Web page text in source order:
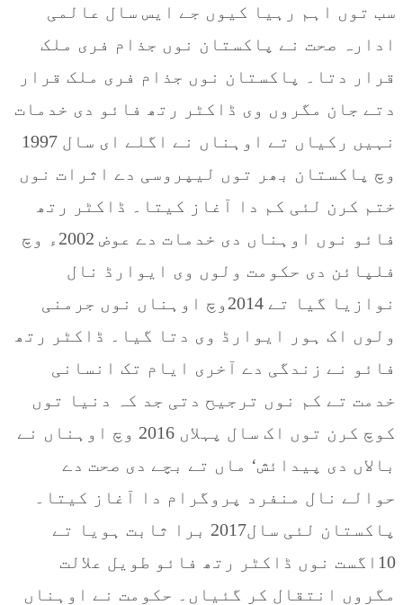
سب توں اہم رہیا کیوں جے ایس سال عالمی
ادارہ صحت نے پاکستان نوں جذام فری ملک
قرار دتا۔ پاکستان نوں جذام فری ملک قرار
دتے جان مگروں وی ڈاکٹر رتھ فائو دی خدمات
نہیں رکیاں تے اوہناں نے اگلے ای سال 1997
وچ پاکستان بھر توں لیپروسی دے اثرات نوں
ختم کرن لئی کم دا آغاز کیتا۔ ڈاکٹر رتھ
فائو نوں اوہناں دی خدمات دے عوض 2002ء وچ
فلپائن دی حکومت ولوں وی ایوارڈ نال
نوازیا گیا تے 2014وچ اوہناں نوں جرمنی
ولوں اک ہور ایوارڈ وی دتا گیا۔ ڈاکٹر رتھ
فائو نے زندگی دے آخری ایام تک انسانی
خدمت تے کم نوں ترجیح دتی جد کہ دنیا توں
کوچ کرن توں اک سال پہلاں 2016 وچ اوہناں نے
بالاں دی پیدائش‘ ماں تے بچے دی صحت دے
حوالے نال منفرد پروگرام دا آغاز کیتا۔
پاکستان لئی سال2017 برا ثابت ہویا تے
10اگست نوں ڈاکٹر رتھ فائو طویل علالت
مگروں انتقال کر گئیاں۔ حکومت نے اوہناں